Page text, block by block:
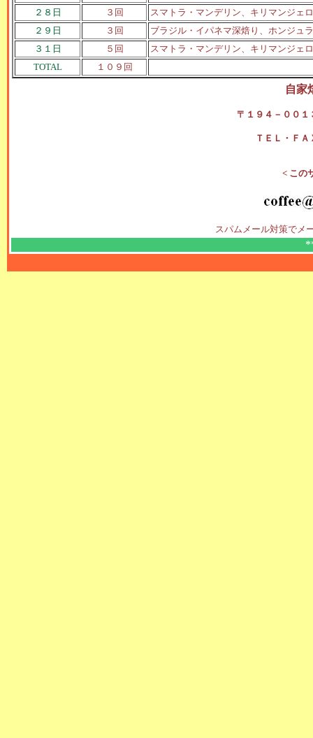
２８日
３回
スマトラ・マンデリン、キリマンジェ
２９日
３回 ブラジル・イパネマ深焙り、 ホンジュ
３１日
５回
スマトラ・マンデリン、キリマンジェ
TOTAL
１０９回
自家
〒１９４－００１
ＴＥＬ・Ｆ
< この
スパムメール対策でメ